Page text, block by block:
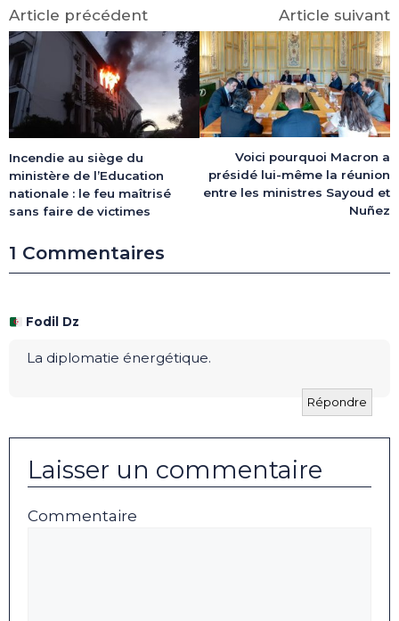
Article précédent
Incendie au siège du
ministère de l’Education
nationale : le feu maîtrisé
sans faire de victimes
Article suivant
Voici pourquoi Macron a
présidé lui-même la réunion
entre les ministres Sayoud et
Nuñez
1 Commentaires
Fodil Dz
La diplomatie énergétique.
Répondre
Laisser un commentaire
Commentaire